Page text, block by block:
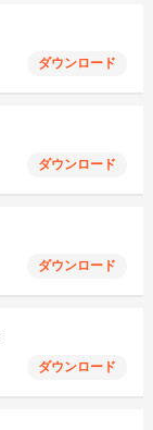
ダウンロード
ダウンロード
ダウンロード
ダウンロード